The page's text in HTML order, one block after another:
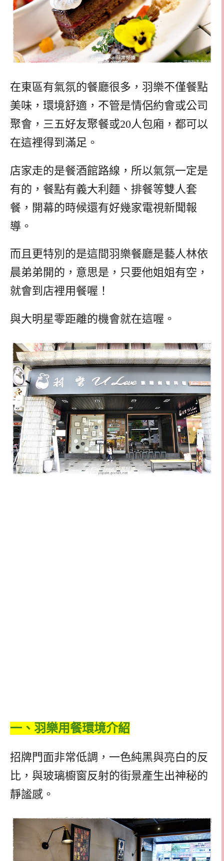
在東區有氣氛的餐廳很多，羽樂不僅餐點
美味，環境舒適，不管是情侶約會或公司
聚會，三五好友聚餐或20人包廂，都可以
在這裡得到滿足。
店家走的是餐酒館路線，所以氣氛一定是
有的，餐點有義大利麵、排餐等雙人套
餐，開幕的時候還有好幾家電視新聞報
導。
而且更特別的是這間羽樂餐廳是藝人林依
晨弟弟開的，意思是，只要他姐姐有空，
就會到店裡用餐喔！
與大明星零距離的機會就在這喔。
一、羽樂用餐環境介紹
招牌門面非常低調，一色純黑與亮白的反
比，與玻璃櫥窗反射的街景產生出神秘的
靜謐感。